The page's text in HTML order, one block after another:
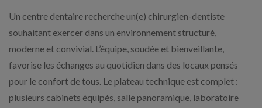
Un centre dentaire recherche un(e) chirurgien-dentiste
souhaitant exercer dans un environnement structuré,
moderne et convivial. L’équipe, soudée et bienveillante,
favorise les échanges au quotidien dans des locaux pensés
pour le confort de tous. Le plateau technique est complet :
plusieurs cabinets équipés, salle panoramique, laboratoire